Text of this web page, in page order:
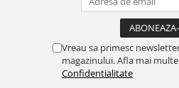
Vreau sa primesc
magazinului. Afla mai
Confidentialitate